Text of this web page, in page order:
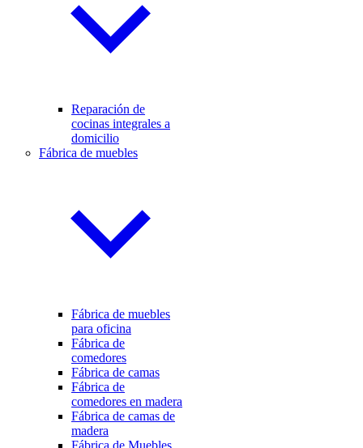
Reparación de
cocinas integrales a
domicilio
Fábrica de muebles
Fábrica de muebles
para oficina
Fábrica de
comedores
Fábrica de camas
Fábrica de
comedores en madera
Fábrica de camas de
madera
Fábrica de Muebles